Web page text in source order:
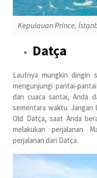
Kepulauan Prince,
Datça
Lautnya mungkin dingin
mengunjungi pantai-
dan cuaca santai, Anda
sementara waktu. Jangan
Old Datça, saat Anda
melakukan perjalanan
perjalanan dari Datça.